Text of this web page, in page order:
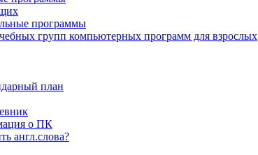
программы
групп компьютерных программ для взрослых
план
о ПК
англ.слова?